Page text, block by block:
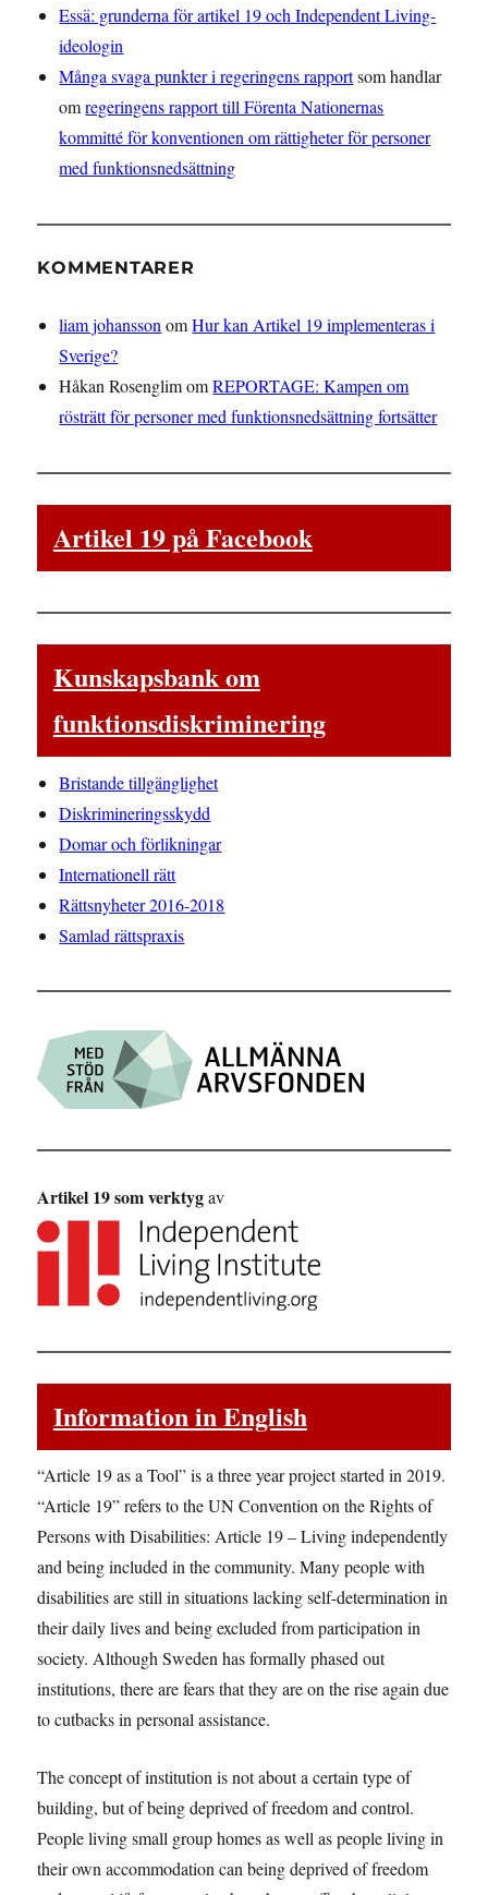
Essä: grunderna för artikel 19 och Independent Living-
ideologin
Många svaga punkter i regeringens rapportsom handlar
omregeringens rapport till Förenta Nationernas
kommitté för konventionen om rättigheter för personer
med funktionsnedsättning
KOMMENTARER
liam johansson omHur kan Artikel 19 implementeras i
Sverige?
Håkan RosenglimomREPORTAGE: Kampen om
rösträtt för personer med funktionsnedsättning fortsätter
Artikel 19 på Facebook
Kunskapsbank om
funktionsdiskriminering
Bristande tillgänglighet
Diskrimineringsskydd
Domar och förlikningar
Internationell rätt
Rättsnyheter 2016-2018
Samlad rättspraxis
Artikel 19 som verktygav
Information in English
“Article 19 as a Tool” is a three year project started in 2019.
“Article 19” refers to the UN Convention on the Rights of
Persons with Disabilities: Article 19 – Living independently
and being included in the community. Many people with
disabilities are still in situations lacking self-determination in
their daily lives and being excluded from participation in
society. Although Sweden has formally phased out
institutions, there are fears that they are on the rise again due
to cutbacks in personal assistance.
The concept of institution is not about a certain type of
building, but of being deprived of freedom and control.
People living small group homes as well as people living in
their own accommodation can being deprived of freedom